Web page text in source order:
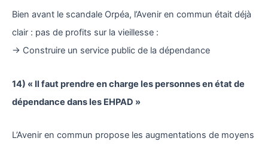
Bien avant le scandale Orpéa, l’Avenir en commun était déjà
clair : pas de profits sur la vieillesse :
→ Construire un service public de la dépendance
14) « Il faut prendre en charge les personnes en état de
dépendance dans les EHPAD »
L’Avenir en commun propose les augmentations de moyens